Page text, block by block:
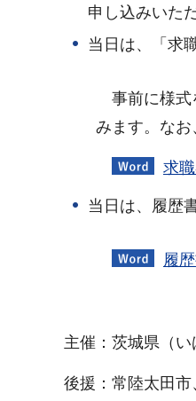
申し込みいた
当日は、「求
事前に様式
みます。なお
求
当日は、履歴
履
主催：茨城県（い
後援：常陸太田市